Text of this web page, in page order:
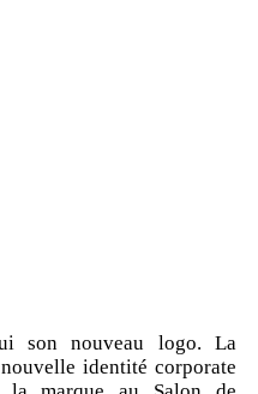
son nouveau logo. La
identité corporate